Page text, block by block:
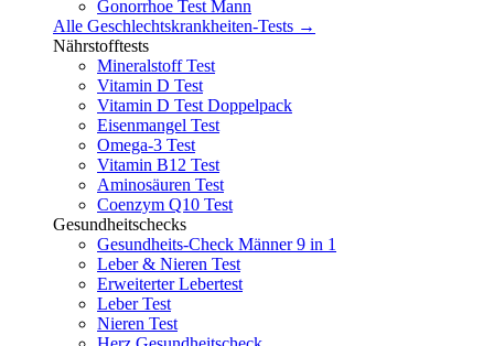
Gonorrhoe Test Mann
Alle Geschlechtskrankheiten-Tests →
Nährstofftests
Mineralstoff Test
Vitamin D Test
Vitamin D Test Doppelpack
Eisenmangel Test
Omega-3 Test
Vitamin B12 Test
Aminosäuren Test
Coenzym Q10 Test
Gesundheitschecks
Gesundheits-Check Männer 9 in 1
Leber & Nieren Test
Erweiterter Lebertest
Leber Test
Nieren Test